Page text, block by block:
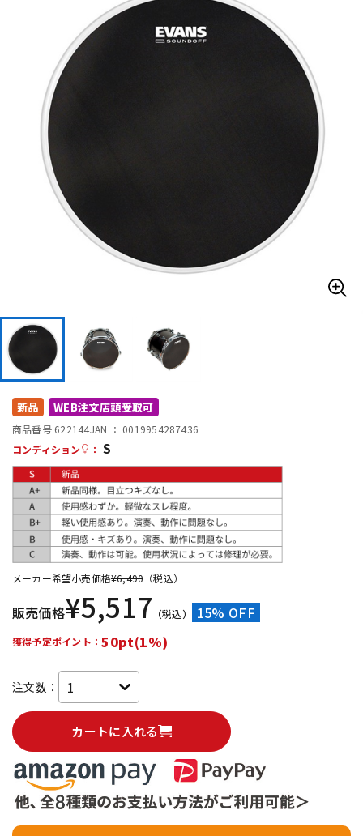
ドラム パーカッション
アンプ エフェクター
DTM オンライン納品
配信/ライブ機器
新品 WEB注文店頭受取可
商品番号 622144JAN ： 0019954287436
コンディション
： S
メーカー希望小売価格¥6,490 （税込）
販売価格¥5,517 （税込） 15% OFF
獲得予定ポイント： 50pt(1%)
注文数：
カートに入れる